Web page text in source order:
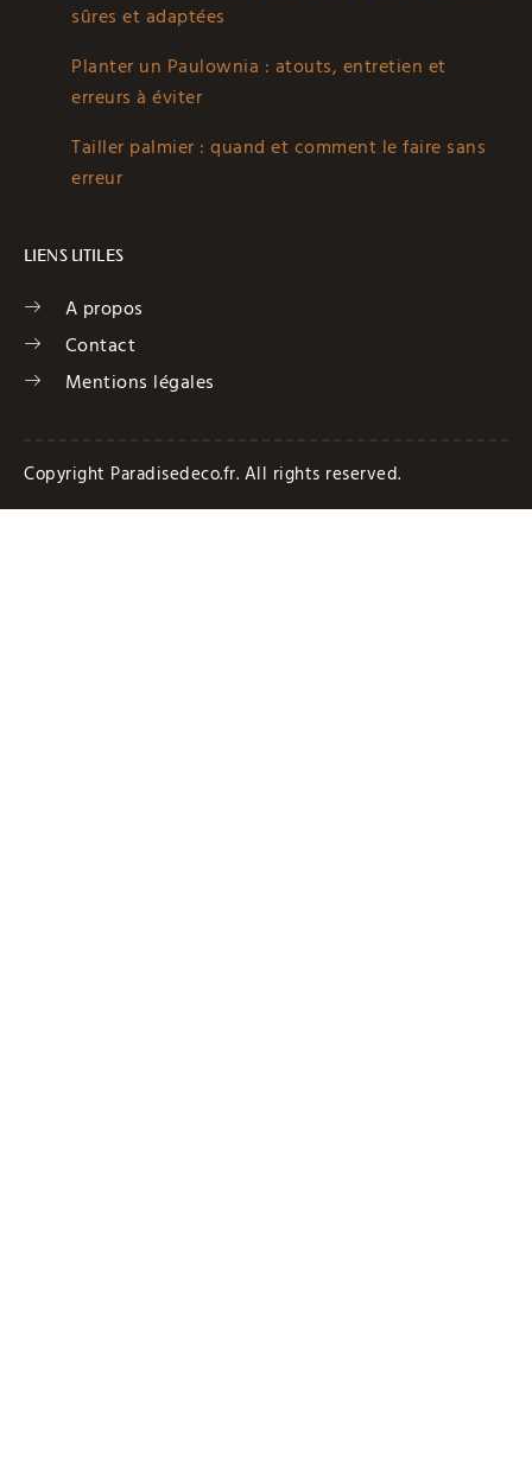
sûres et adaptées
Planter un Paulownia : atouts, entretien et
erreurs à éviter
Tailler palmier : quand et comment le faire sans
erreur
LIENS UTILES
A propos
Contact
Mentions légales
Copyright Paradisedeco.fr. All rights reserved.